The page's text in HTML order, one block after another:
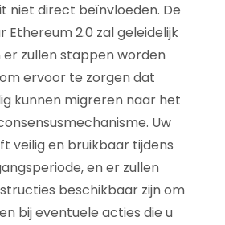
niet direct beïnvloeden. De
Ethereum 2.0 zal geleidelijk
zullen stappen worden
ervoor te zorgen dat
kunnen migreren naar het
Uw
veilig en bruikbaar tijdens
en er zullen
beschikbaar zijn om
bij eventuele acties die u